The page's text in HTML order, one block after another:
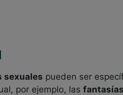
sexuales pueden ser
por ejemplo, las